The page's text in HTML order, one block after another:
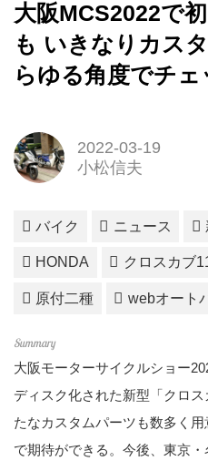
大阪MCS2022で
も いきなりカス
らゆる角度でチェ
2022-03-19
小松信夫
バイク ニュース
HONDA クロスカブ
原付二種 webオート
大阪モーターサイクルショー
ディスク化された新型「クロ
たなカスタムパーツも数多く
で期待ができる。今後、東京